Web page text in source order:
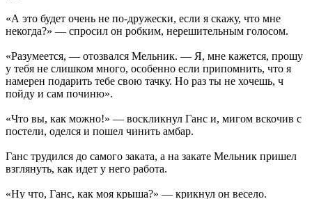
«А это будет очень не по-дружески, если я скажу, что мне
некогда?» — спросил он робким, нерешительным голосом.
«Разумеется, — отозвался Мельник. — Я, мне кажется, прошу
у тебя не слишком много, особенно если припомнить, что я
намерен подарить тебе свою тачку. Но раз ты не хочешь, ч
пойду и сам починю».
«Что вы, как можно!» — воскликнул Ганс и, мигом вскочив с
постели, оделся и пошел чинить амбар.
Ганс трудился до самого заката, а на закате Мельник пришел
взглянуть, как идет у него работа.
«Ну что, Ганс, как моя крыша?» — крикнул он весело.